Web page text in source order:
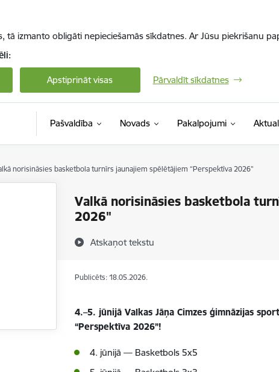
tā izmanto obligāti nepieciešamās sīkdatnes. Ar Jūsu piekrišanu
Apstiprināt visas Pārvaldīt sīkdatnes
Pašvaldība Novads Pakalpojumi
norisināsies basketbola turnīrs jaunajiem spēlētājiem “Perspektīva 2026"
Valkā norisināsies basketbola
2026"
Atskaņot tekstu
Publicēts: 18.05.2026.
4.–5. jūnijā Valkas Jāņa Cimzes ģimnāzijas
“Perspektīva 2026”!
4. jūnijā — Basketbols 5x5